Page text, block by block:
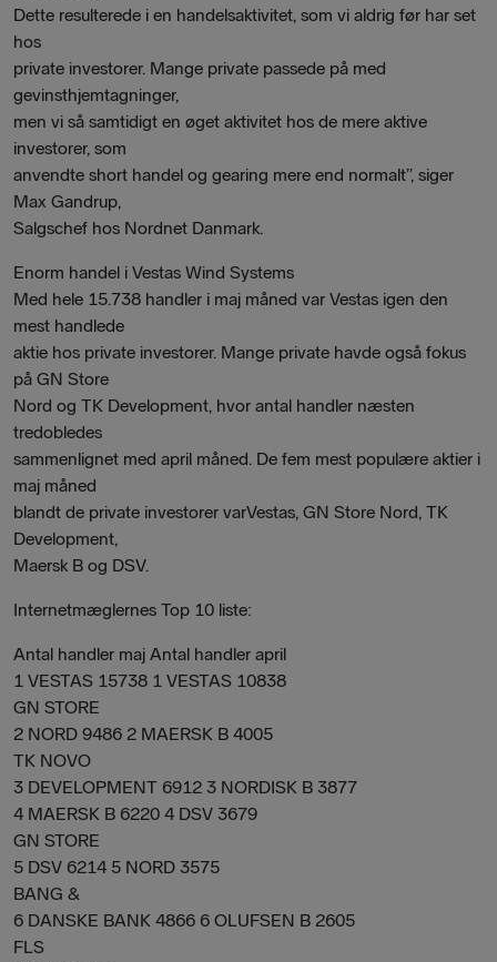
Dette resulterede i en handelsaktivitet, som vi aldrig før har set
hos
private investorer. Mange private passede på med
gevinsthjemtagninger,
men vi så samtidigt en øget aktivitet hos de mere aktive
investorer, som
anvendte short handel og gearing mere end normalt”, siger
Max Gandrup,
Salgschef hos Nordnet Danmark.
Enorm handel i Vestas Wind Systems
Med hele 15.738 handler i maj måned var Vestas igen den
mest handlede
aktie hos private investorer. Mange private havde også fokus
på GN Store
Nord og TK Development, hvor antal handler næsten
tredobledes
sammenlignet med april måned. De fem mest populære aktier i
maj måned
blandt de private investorer varVestas, GN Store Nord, TK
Development,
Maersk B og DSV.
Internetmæglernes Top 10 liste:
Antal handler maj Antal handler april
1 VESTAS 15738 1 VESTAS 10838
GN STORE
2 NORD 9486 2 MAERSK B 4005
TK NOVO
3 DEVELOPMENT 6912 3 NORDISK B 3877
4 MAERSK B 6220 4 DSV 3679
GN STORE
5 DSV 6214 5 NORD 3575
BANG &
6 DANSKE BANK 4866 6 OLUFSEN B 2605
FLS